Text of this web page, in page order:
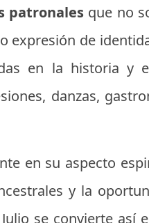
patronales que no
expresión de
en la historia y
danzas,
en su aspecto
y la
se convierte así